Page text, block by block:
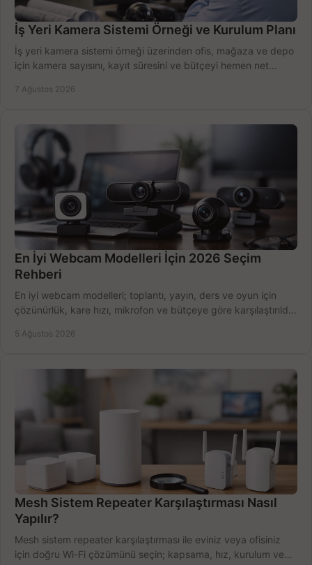
İş Yeri Kamera Sistemi Örneği ve Kurulum Planı
İş yeri kamera sistemi örneği üzerinden ofis, mağaza ve depo
için kamera sayısını, kayıt süresini ve bütçeyi hemen net
7 Ağustos 2026
En İyi Webcam Modelleri İçin 2026 Seçim
Rehberi
En iyi webcam modelleri; toplantı, yayın, ders ve oyun için
çözünürlük, kare hızı, mikrofon ve bütçeye göre karşılaştırıldı.
5 Ağustos 2026
Mesh Sistem Repeater Karşılaştırması Nasıl
Yapılır?
Mesh sistem repeater karşılaştırması ile eviniz veya ofisiniz
için doğru Wi-Fi çözümünü seçin; kapsama, hız, kurulum ve